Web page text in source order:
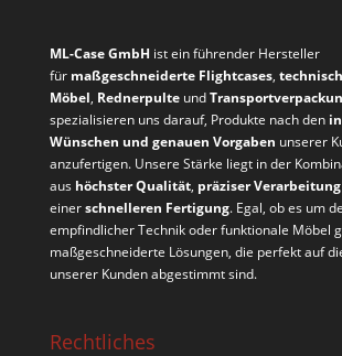
ML-Case GmbH ist ein führender Hersteller
für maßgeschneiderte Flightcases,
Möbel, Rednerpulteund
spezialisieren uns darauf, Produkte nach den
Wünschen und genauen Vorgaben unserer
anzufertigen. Unsere Stärke liegt in der
aus höchster Qualität, präziser Verarbeitung
einerschnelleren Fertigung. Egal, ob es um
empfindlicher Technik oder funktionale Möbel
maßgeschneiderte Lösungen, die perfekt auf
unserer Kunden abgestimmt sind.
Rechtliches